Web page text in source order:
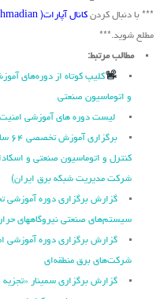
*** با دنبال کردن کانال آپارات( mmAhmadian@)
مطلع شوید.***
مطالب مرتبط:
کلیپ کوتاه از دوره‌های
و اتوماسیون صنعتی
لیست دوره های آموزشی امنیت
کنترل و اتوماسیون صنعتی و
شرکت مدیریت شبکه برق ایران)
گزارش برگزاری دوره آموزشی
سیستم‌های صنعتی نیروگاه‏های
گزارش برگزاری دوره آموزشی
شرکت‌های برق منطقه‌ای
گزارش برگزاری سمینار